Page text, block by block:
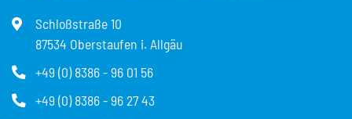
Schloßstraße 10
87534 Oberstaufen i. Allgäu
+49 (0) 8386 - 96 01 56
+49 (0) 8386 - 96 27 43